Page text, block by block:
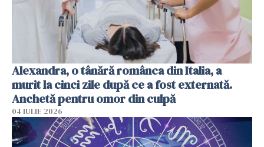
Alexandra, o tânără românca din Italia, a
murit la cinci zile după ce a fost externată.
Anchetă pentru omor din culpă
04 IULIE 2026